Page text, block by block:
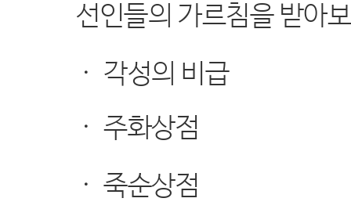
선인들의 가르침을 받아
· 각성의 비급
· 주화상점
· 죽순상점